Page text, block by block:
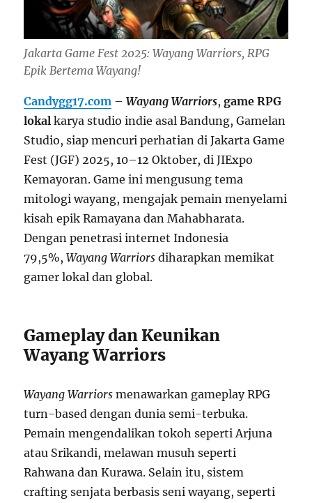
Jakarta Game Fest 2025: Wayang Warriors, RPG
Epik Bertema Wayang!
Candygg17.com –Wayang Warriors,game RPG
lokal karya studio indie asal Bandung, Gamelan
Studio, siap mencuri perhatian di Jakarta Game
Fest (JGF) 2025, 10–12 Oktober, di JIExpo
Kemayoran. Game ini mengusung tema
mitologi wayang, mengajak pemain menyelami
kisah epik Ramayana dan Mahabharata.
Dengan penetrasi internet Indonesia
79,5%,Wayang Warriors diharapkan memikat
gamer lokal dan global.
Gameplay dan Keunikan
Wayang Warriors
Wayang Warriors menawarkan gameplay RPG
turn-based dengan dunia semi-terbuka.
Pemain mengendalikan tokoh seperti Arjuna
atau Srikandi, melawan musuh seperti
Rahwana dan Kurawa. Selain itu, sistem
crafting senjata berbasis seni wayang, seperti